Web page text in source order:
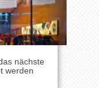
nächste
werden